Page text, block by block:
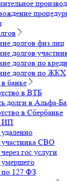
долгов физ.лиц
долгов
долгов по
долгов по ЖКХ
банке
в ВТБ
долги в Альфа-
в Cбербанке
ИП
участника СВО
гос услуги
умершего
по 127 ФЗ